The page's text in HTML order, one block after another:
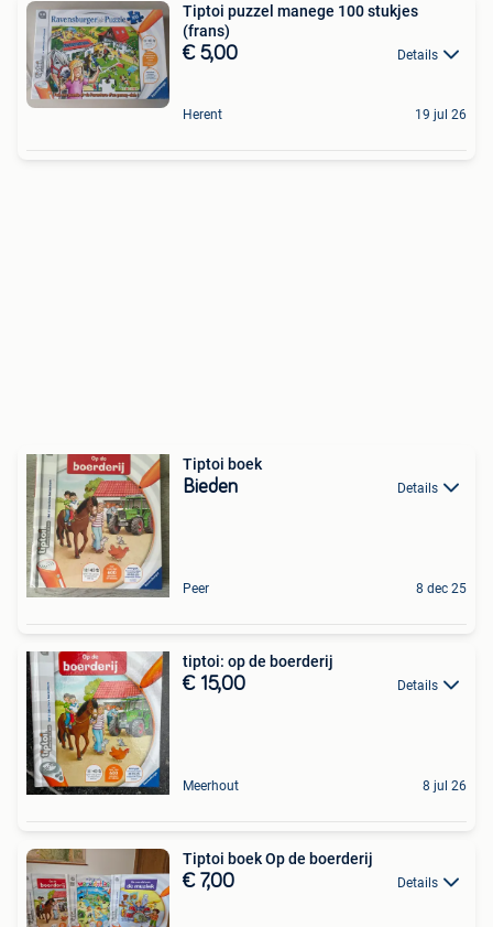
Tiptoi puzzel manege 100 stukjes
(frans)
€ 5,00 Details
Herent 19 jul 26
Tiptoi boek
Bieden Details
Peer 8 dec 25
tiptoi: op de boerderij
€ 15,00 Details
Meerhout 8 jul 26
Tiptoi boek Op de boerderij
€ 7,00 Details